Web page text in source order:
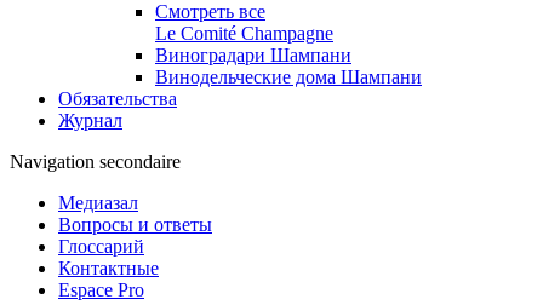
Смотреть все
Le Comité Champagne
Виноградари Шампани
Винодельческие дома Шампани
Обязательства
Журнал
Navigation secondaire
Медиазал
Вопросы и ответы
Глоссарий
Контактные
Espace Pro